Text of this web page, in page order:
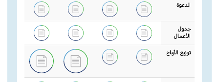
الدعوة
جدول
الأعمال
توزيع الأرباح